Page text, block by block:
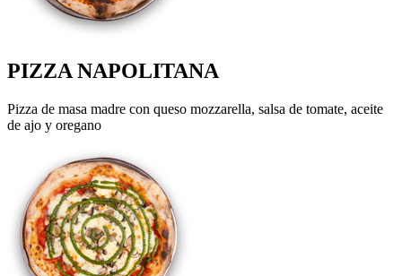
PIZZA NAPOLITANA
Pizza de masa madre con queso mozzarella, salsa de tomate, aceite
de ajo y oregano